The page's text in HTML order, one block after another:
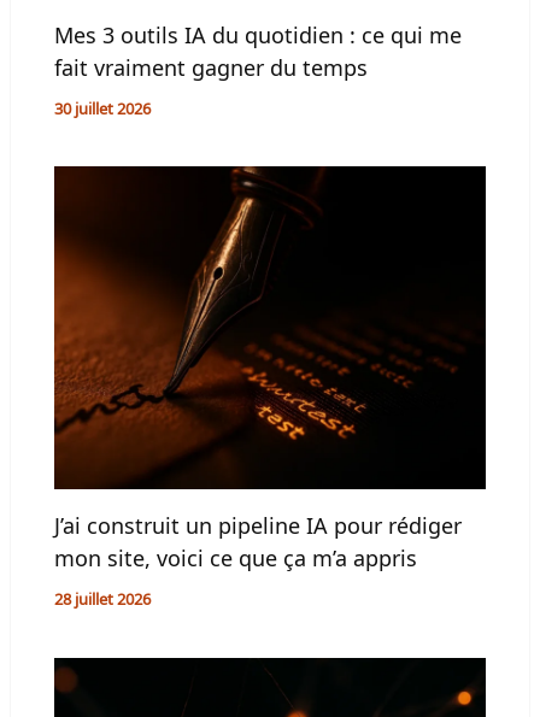
Mes 3 outils IA du quotidien : ce qui me
fait vraiment gagner du temps
30 juillet 2026
J’ai construit un pipeline IA pour rédiger
mon site, voici ce que ça m’a appris
28 juillet 2026